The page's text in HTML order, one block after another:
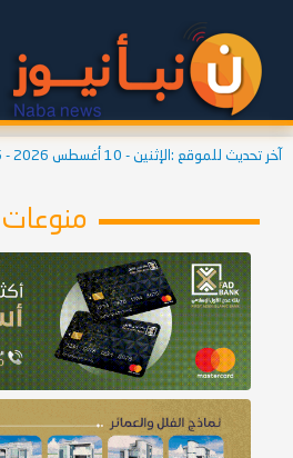
آخر تحديث للموقع : الإثنين - 10 أغسطس 2026 - 09:45 م
منوعات